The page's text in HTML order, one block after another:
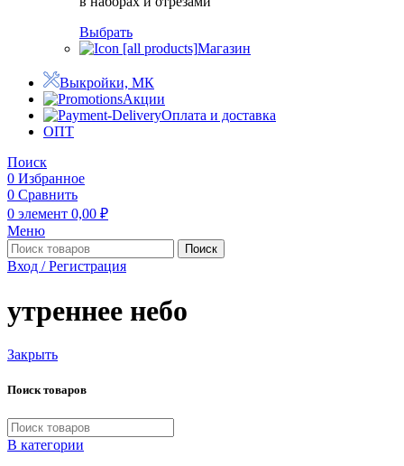
Выбрать
Магазин
Выкройки, МК
Акции
Оплата и доставка
ОПТ
Поиск
0 Избранное
0 Сравнить
0 элемент 0,00 ₽
Меню
Поиск
Вход / Регистрация
утреннее небо
Закрыть
Поиск товаров
В категории